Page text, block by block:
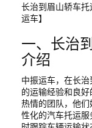
长治到眉山轿车
运车】
一、长治
介绍
中振运车，在长
的运输经验和良
热情的团队，他
性化的汽车托运